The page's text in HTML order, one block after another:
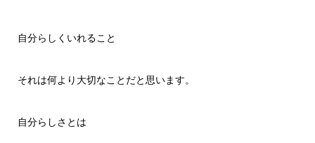
自分らしくいれること
それは何より大切なことだと思います。
自分らしさとは